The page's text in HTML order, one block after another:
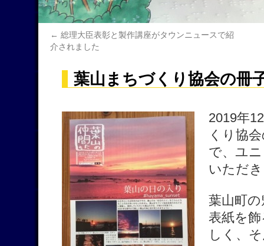
← 総理大臣表彰と製作講座がタウンニュースで紹
介されました
葉山まちづくり協会の冊
2019年
くり協
で、ユ
いただ
葉山町
表紙を
しく、